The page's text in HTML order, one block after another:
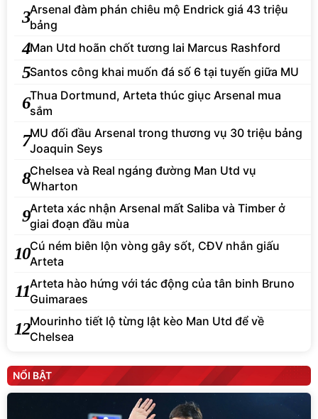
3Arsenal đàm phán chiêu mộ Endrick giá 43 triệu
bảng
4Man Utd hoãn chốt tương lai Marcus Rashford
5Santos công khai muốn đá số 6 tại tuyến giữa MU
6Thua Dortmund, Arteta thúc giục Arsenal mua
sắm
7MU đối đầu Arsenal trong thương vụ 30 triệu bảng
Joaquin Seys
8Chelsea và Real ngáng đường Man Utd vụ
Wharton
9Arteta xác nhận Arsenal mất Saliba và Timber ở
giai đoạn đầu mùa
10Cú ném biên lộn vòng gây sốt, CĐV nhắn giấu
Arteta
11Arteta hào hứng với tác động của tân binh Bruno
Guimaraes
12Mourinho tiết lộ từng lật kèo Man Utd để về
Chelsea
NỔI BẬT